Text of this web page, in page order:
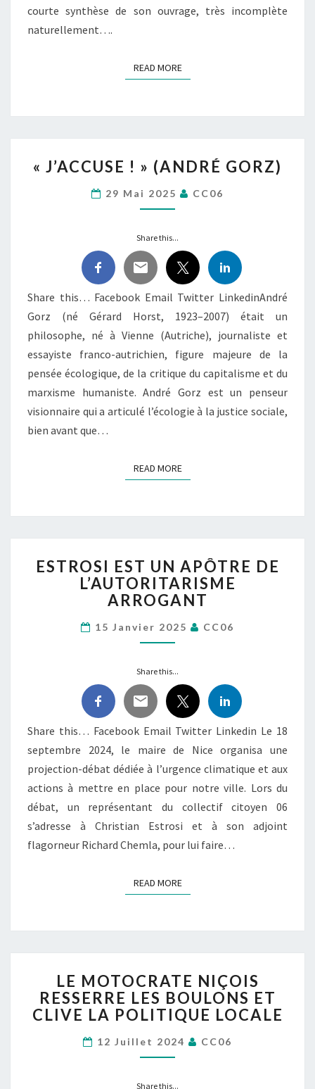
courte synthèse de son ouvrage, très incomplète
naturellement….
READ MOREREAD MORE
! »
GORZ)
« J’ACCUSE ! » (ANDRÉ GORZ)
29 Mai 2025 CC06
Share this...
Share this… Facebook Email Twitter LinkedinAndré
Gorz (né Gérard Horst, 1923–2007) était un
philosophe, né à Vienne (Autriche), journaliste et
essayiste franco-autrichien, figure majeure de la
pensée écologique, de la critique du capitalisme et du
marxisme humaniste. André Gorz est un penseur
visionnaire qui a articulé l’écologie à la justice sociale,
bien avant que…
READ MOREREAD MORE
EST
UN
APÔTRE
L’AUTORITARISME
ARROGANT
ESTROSI EST UN APÔTRE DE
L’AUTORITARISME
ARROGANT
15 Janvier 2025 CC06
Share this...
Share this… Facebook Email Twitter Linkedin Le 18
septembre 2024, le maire de Nice organisa une
projection-débat dédiée à l’urgence climatique et aux
actions à mettre en place pour notre ville. Lors du
débat, un représentant du collectif citoyen 06
s’adresse à Christian Estrosi et à son adjoint
flagorneur Richard Chemla, pour lui faire…
READ MOREREAD MORE
MOTOCRATE
NIÇOIS
RESSERRE
BOULONS
ET
LE MOTOCRATE NIÇOIS
RESSERRE LES BOULONS ET
CLIVE LA POLITIQUE LOCALE
12 Juillet 2024 CC06
Share this...